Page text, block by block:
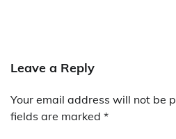
Leave a Reply
Your email address will not be
fields are marked *